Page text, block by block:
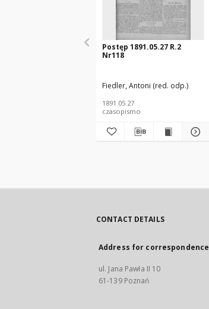
Postęp 1891.05.27 R.2
Nr118
Fiedler, Antoni (red. odp.)
1891.05.27
czasopismo
CONTACT DETAILS
Address for correspondence
ul. Jana Pawła II 10
61-139 Poznań